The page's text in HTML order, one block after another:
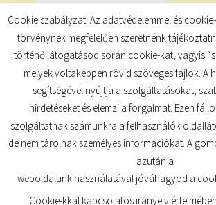
© TUDATKULCS 2026
Cookie szabályzat: Az adatvédelemmel és
törvénynek megfelelően szeretnénk
történő látogatásod során cookie-kat, vagyis
melyek voltaképpen rövid szöveges fájlok. A
segítségével nyújtja a szolgáltatásokat,
hirdetéseket és elemzi a forgalmat. Ezen
szolgáltatnak számunkra a felhasználók
de nem tárolnak személyes információkat. A
azután a
weboldalunk használatával jóváhagyod a
Cookie-kkal kapcsolatos irányelv